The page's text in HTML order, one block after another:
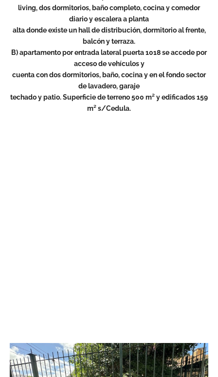
living, dos dormitorios, baño completo, cocina y comedor
diario y escalera a planta
alta donde existe un hall de distribución, dormitorio al frente,
balcón y terraza.
B) apartamento por entrada lateral puerta 1018 se accede por
acceso de vehículos y
cuenta con dos dormitorios, baño, cocina y en el fondo sector
de lavadero, garaje
techado y patio. Superficie de terreno 500 m² y edificados 159
m² s/Cedula.